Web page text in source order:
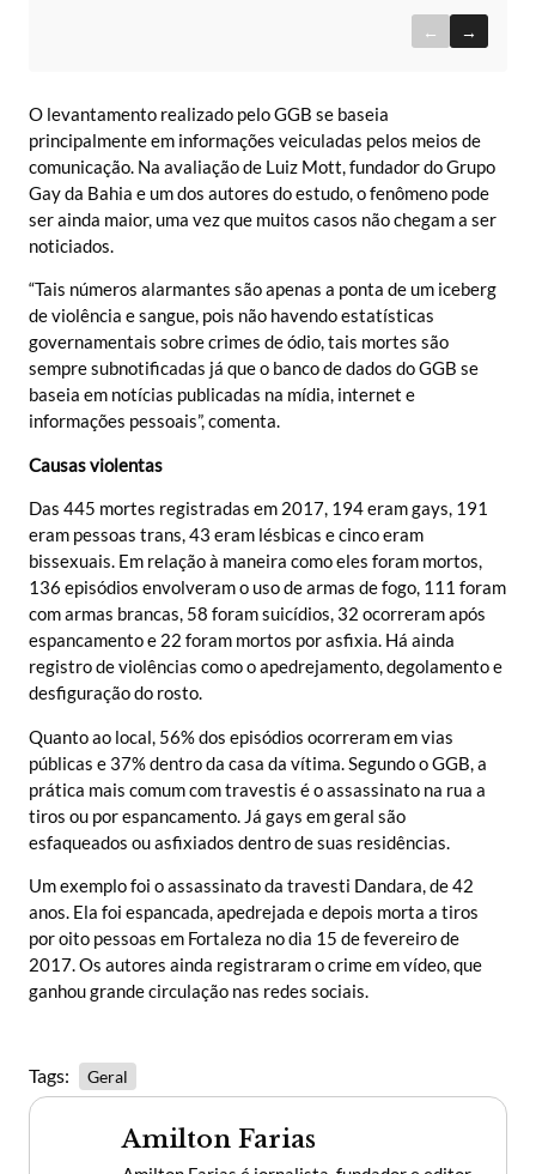
← →
O levantamento realizado pelo GGB se baseia
principalmente em informações veiculadas pelos meios de
comunicação. Na avaliação de Luiz Mott, fundador do Grupo
Gay da Bahia e um dos autores do estudo, o fenômeno pode
ser ainda maior, uma vez que muitos casos não chegam a ser
noticiados.
“Tais números alarmantes são apenas a ponta de um iceberg
de violência e sangue, pois não havendo estatísticas
governamentais sobre crimes de ódio, tais mortes são
sempre subnotificadas já que o banco de dados do GGB se
baseia em notícias publicadas na mídia, internet e
informações pessoais”, comenta.
Causas violentas
Das 445 mortes registradas em 2017, 194 eram gays, 191
eram pessoas trans, 43 eram lésbicas e cinco eram
bissexuais. Em relação à maneira como eles foram mortos,
136 episódios envolveram o uso de armas de fogo, 111 foram
com armas brancas, 58 foram suicídios, 32 ocorreram após
espancamento e 22 foram mortos por asfixia. Há ainda
registro de violências como o apedrejamento, degolamento e
desfiguração do rosto.
Quanto ao local, 56% dos episódios ocorreram em vias
públicas e 37% dentro da casa da vítima. Segundo o GGB, a
prática mais comum com travestis é o assassinato na rua a
tiros ou por espancamento. Já gays em geral são
esfaqueados ou asfixiados dentro de suas residências.
Um exemplo foi o assassinato da travesti Dandara, de 42
anos. Ela foi espancada, apedrejada e depois morta a tiros
por oito pessoas em Fortaleza no dia 15 de fevereiro de
2017. Os autores ainda registraram o crime em vídeo, que
ganhou grande circulação nas redes sociais.
Tags: Geral
Amilton Farias